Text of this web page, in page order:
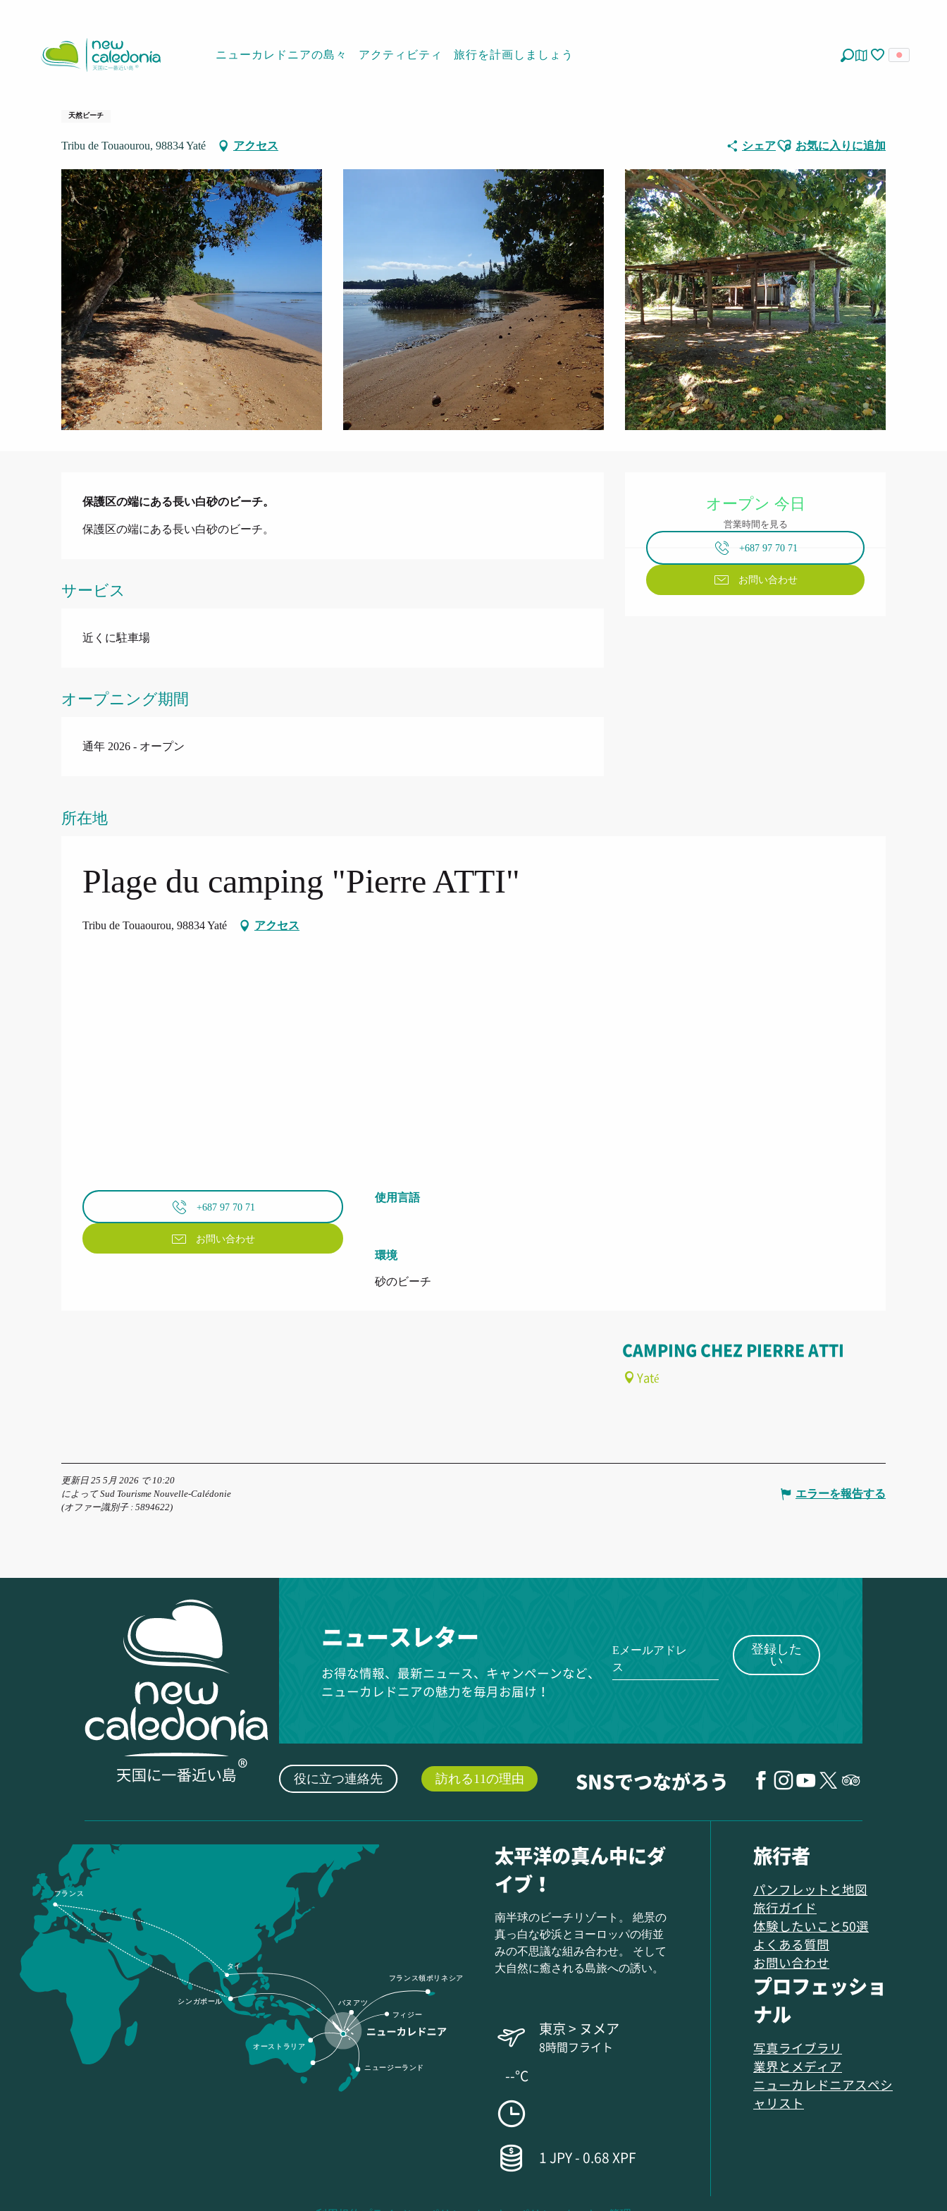
ニューカレドニアの島々 アクティビティ 旅行を計画しましょう
Plage du camping "Pierre ATTI"
天然ビーチ
Tribu de Touaourou, 98834 Yaté アクセス シェアAjouter aux favoris
お気に入りに追加
営業時間と連絡先
オープン 今日
営業時間を見る
+687 97 70 71
お問い合わせ
説明
保護区の端にある長い白砂のビーチ。
保護区の端にある長い白砂のビーチ。
サービス
近くに駐車場
オープニング期間
通年 2026 - オープン
所在地
Plage du camping "Pierre ATTI"
Tribu de Touaourou, 98834 Yaté アクセス
+687 97 70 71
お問い合わせ
使用言語
使用言語
環境
環境
砂のビーチ
CAMPING CHEZ PIERRE ATTI
Yaté
更新日 25 5月 2026 で 10:20
によって Sud Tourisme Nouvelle-Calédonie
(オファー識別子 : 5894622)
エラーを報告する
ニュースレター
お得な情報、最新ニュース、キャンペーンなど、
ニューカレドニアの魅力を毎月お届け！
Eメールアドレ
ス
登録した
い
役に立つ連絡先 訪れる11の理由 SNSでつながろう
フランス
フランス領ポリネシア
フィジー
ニュージーランド
オーストラリア
シンガポール
タイ
バヌアツ
太平洋の真ん中にダ
イブ！
南半球のビーチリゾート。 絶景の
真っ白な砂浜とヨーロッパの街並
みの不思議な組み合わせ。 そして
大自然に癒される島旅への誘い。
東京 > ヌメア
8時間フライト
--°C
1 JPY - 0.68 XPF
旅行者
パンフレットと地図
旅行ガイド
体験したいこと50選
よくある質問
お問い合わせ
プロフェッショ
ナル
写真ライブラリ
業界とメディア
ニューカレドニアスペシ
ャリスト